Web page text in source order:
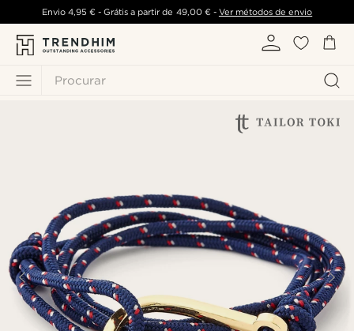
Procurar
Envio 4,95 €- Grátis a partir de 49,00 €- Ver métodos de envio